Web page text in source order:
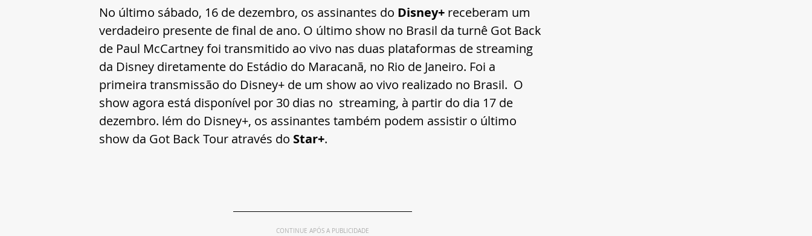
No último sábado, 16 de dezembro, os assinantes do Disney+ receberam um
verdadeiro presente de final de ano. O último show no Brasil da turnê Got Back
de Paul McCartney foi transmitido ao vivo nas duas plataformas de streaming
da Disney diretamente do Estádio do Maracanã, no Rio de Janeiro. Foi a
primeira transmissão do Disney+ de um show ao vivo realizado no Brasil.  O
show agora está disponível por 30 dias no  streaming, à partir do dia 17 de
dezembro. lém do Disney+, os assinantes também podem assistir o último
show da Got Back Tour através do Star+.
CONTINUE APÓS A PUBLICIDADE